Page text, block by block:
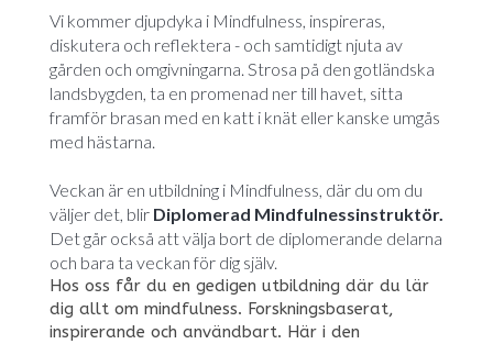
Vi kommer djupdyka i Mindfulness, inspireras,
diskutera och reflektera - och samtidigt njuta av
gården och omgivningarna. Strosa på den gotländska
landsbygden, ta en promenad ner till havet, sitta
framför brasan med en katt i knät eller kanske umgås
med hästarna.
Veckan är en utbildning i Mindfulness, där du om du
väljer det, blir Diplomerad Mindfulnessinstruktör.
Det går också att välja bort de diplomerande delarna
och bara ta veckan för dig själv.
Hos oss får du en gedigen utbildning där du lär
dig allt om mindfulness. Forskningsbaserat,
inspirerande och användbart. Här i den